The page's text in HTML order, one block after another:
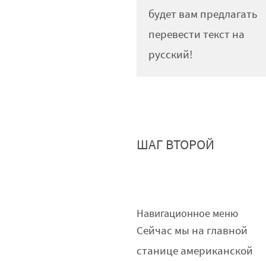
будет вам предлагать
перевести текст на
русский!
ШАГ ВТОРОЙ
Навигационное меню
Сейчас мы на главной
станице американской